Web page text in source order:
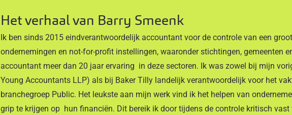
Het verhaal van Barry Smeenk
Ik ben sinds 2015 eindverantwoordelijk accountant voor de controle van een
ondernemingen en not-for-profit instellingen, waaronder stichtingen, gemeenten
accountant meer dan 20 jaar ervaring in deze sectoren. Ik was zowel bij mijn
Young Accountants LLP) als bij Baker Tilly landelijk verantwoordelijk voor het
branchegroep Public. Het leukste aan mijn werk vind ik het helpen van
grip te krijgen op hun financiën. Dit bereik ik door tijdens de controle kritisch